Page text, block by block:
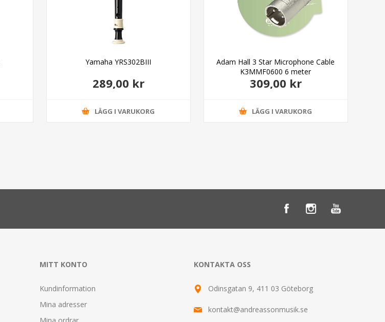
Yamaha YRS302BIII
289,00 kr
LÄGG I VARUKORG
Adam Hall 3 Star Microphone Cable
K3MMF0600 6 meter
309,00 kr
LÄGG I VARUKORG
MITT KONTO
Kundinformation
Mina adresser
KONTAKTA OSS
Odinsgatan 9, 411 03 Göteborg
kontakt@andreassonmusik.se